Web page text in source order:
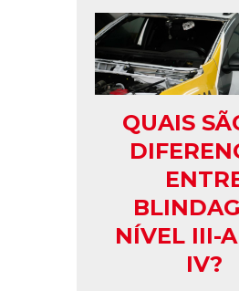
QUAIS
NÍVEL III-
IV?